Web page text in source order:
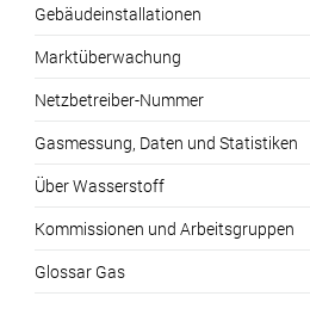
Gebäudeinstallationen
Marktüberwachung
Netzbetreiber-Nummer
Gasmessung, Daten und Statistiken
Über Wasserstoff
Kommissionen und Arbeitsgruppen
Glossar Gas